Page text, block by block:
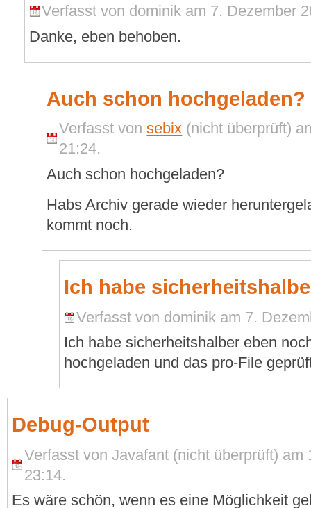
Verfasst von dominik am 7. Dezember
Danke, eben behoben.
Auch schon hochgeladen?
Verfasst vonsebix (nicht überprüft)
21:24.
Auch schon hochgeladen?
Habs Archiv gerade wieder
kommt noch.
Ich habe
Verfasst von dominik am 7.
Ich habe sicherheitshalber eben
hochgeladen und das pro-File
Debug-Output
Verfasst von Javafant (nicht überprüft) am
23:14.
Es wäre schön, wenn es eine Möglichkeit